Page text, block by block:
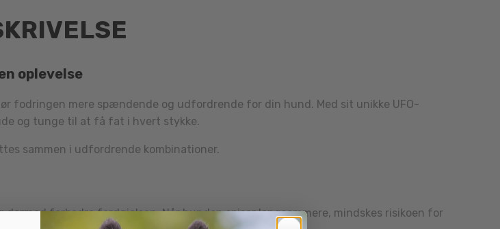
oplevelse
fodringen mere spændende og udfordrende for din hund. Med sit unikke UFO-
og tunge til at få fat i hvert stykke.
sammen i udfordrende kombinationer.
forbedre fordøjelsen. Når hunden spiser langsommere, mindskes risikoen for